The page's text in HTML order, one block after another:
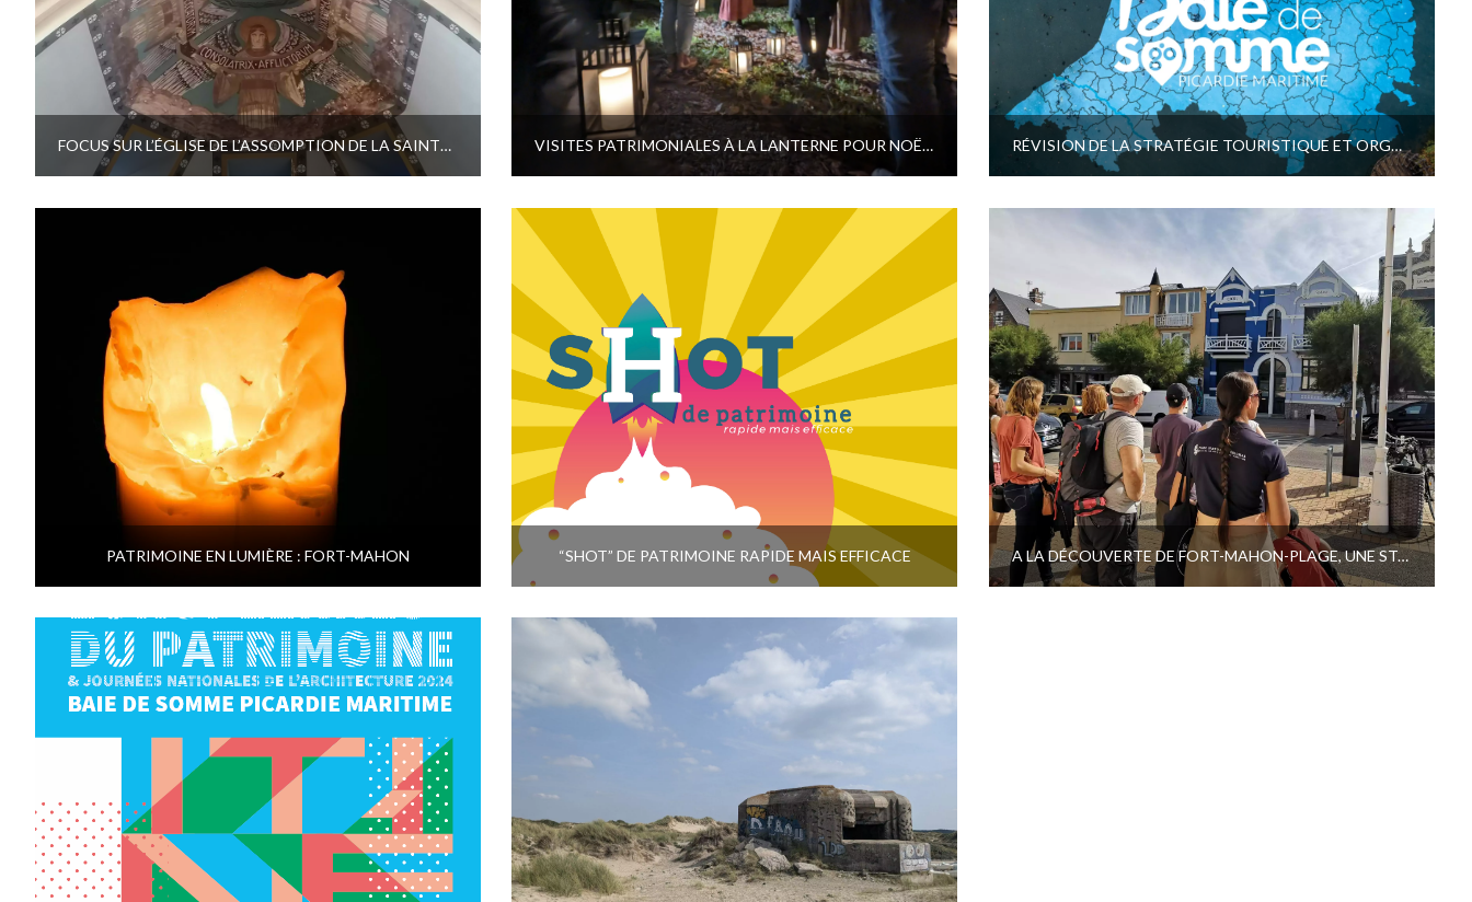
FOCUS SUR L’ÉGLISE DE L’ASSOMPTION DE LA SAINTE VIERGE DE FORT-MAHON VISITES PATRIMONIALES À LA LANTERNE POUR NOËL – PATRIMOINE EN LUMIÈRE RÉVISION DE LA STRATÉGIE TOURISTIQUE ET ORGANISATIONNELLE BAIE DE SOMME PICARDIE MARITIME
PATRIMOINE EN LUMIÈRE : FORT-MAHON “SHOT” DE PATRIMOINE RAPIDE MAIS EFFICACE A LA DÉCOUVERTE DE FORT-MAHON-PLAGE, UNE STATION BALNÉAIRE CENTENAIRE